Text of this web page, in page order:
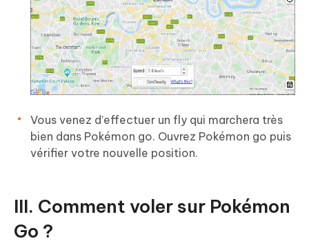
Vous venez d’effectuer un fly qui marchera très
bien dans Pokémon go. Ouvrez Pokémon go puis
vérifier votre nouvelle position.
III. Comment voler sur Pokémon
Go ?